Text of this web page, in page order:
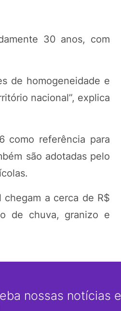
30 anos, com
de homogeneidade e
nacional”, explica
como referência para
são adotadas pelo
chegam a cerca de R$
de chuva, granizo e
nossas notícias e